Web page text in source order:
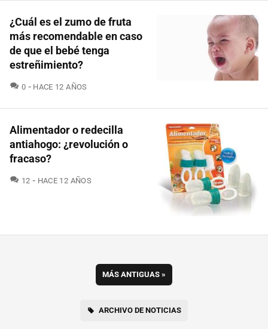
¿Cuál es el zumo de fruta
más recomendable en caso
de que el bebé tenga
estreñimiento?
0 COMENTARIOS
HACE 12 AÑOS
Alimentador o redecilla
antiahogo: ¿revolución o
fracaso?
12 COMENTARIOS
HACE 12 AÑOS
MÁS ANTIGUAS »
ARCHIVO DE NOTICIAS